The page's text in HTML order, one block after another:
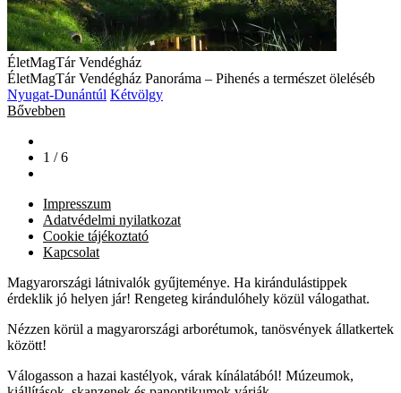
ÉletMagTár Vendégház
ÉletMagTár Vendégház Panoráma – Pihenés a természet öleléséb
Nyugat-Dunántúl Kétvölgy
Bővebben
1 / 6
Impresszum
Adatvédelmi nyilatkozat
Cookie tájékoztató
Kapcsolat
Magyarországi látnivalók gyűjteménye. Ha kirándulástippek
érdeklik jó helyen jár! Rengeteg kirándulóhely közül válogathat.
Nézzen körül a magyarországi arborétumok, tanösvények állatkertek
között!
Válogasson a hazai kastélyok, várak kínálatából! Múzeumok,